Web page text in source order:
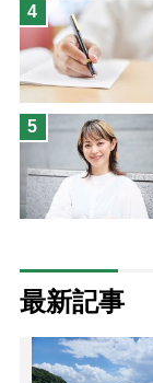
4
5
最新記事